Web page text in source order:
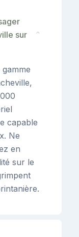
sur
⌄
capable
Ne
en
sur le